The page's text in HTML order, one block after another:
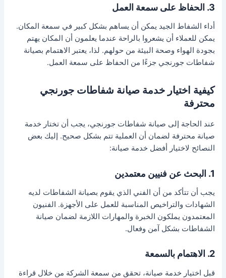
3. الحفاظ على سمعة العمل
أداء الشفاط الجيد يمكن أن يساهم بشكل كبير في سمعة المكان.
يمكن للعملاء أن يشعروا بالراحة عندما يعلمون أن المكان يهتم
بجودة الهواء وصحة البيئة من حولهم. لذا، يعتبر الاهتمام بصيانة
شفاطات جورنجي جزءًا من الحفاظ على سمعة العمل.
كيفية اختيار خدمة صيانة شفاطات جورنجي
محترفة
عند الحاجة إلى صيانة شفاطات جورنجي، يجب أن تختار خدمة
صيانة محترفة لضمان أن العملية تتم بشكل صحيح. إليك بعض
النصائح لاختيار أفضل خدمة صيانة:
1. البحث عن فنيين معتمدين
يجب أن تتأكد من أن الفني الذي يقوم بصيانة الشفاطات لديه
الشهادات والتراخيص المناسبة للعمل على الأجهزة. الفنيون
المعتمدون يملكون الخبرة والمهارات اللازمة لضمان صيانة
الشفاطات بشكل آمن وفعال.
2. الاهتمام بالسمعة
قبل اختيار خدمة صيانة، تحقق من سمعة الشركة من خلال قراءة